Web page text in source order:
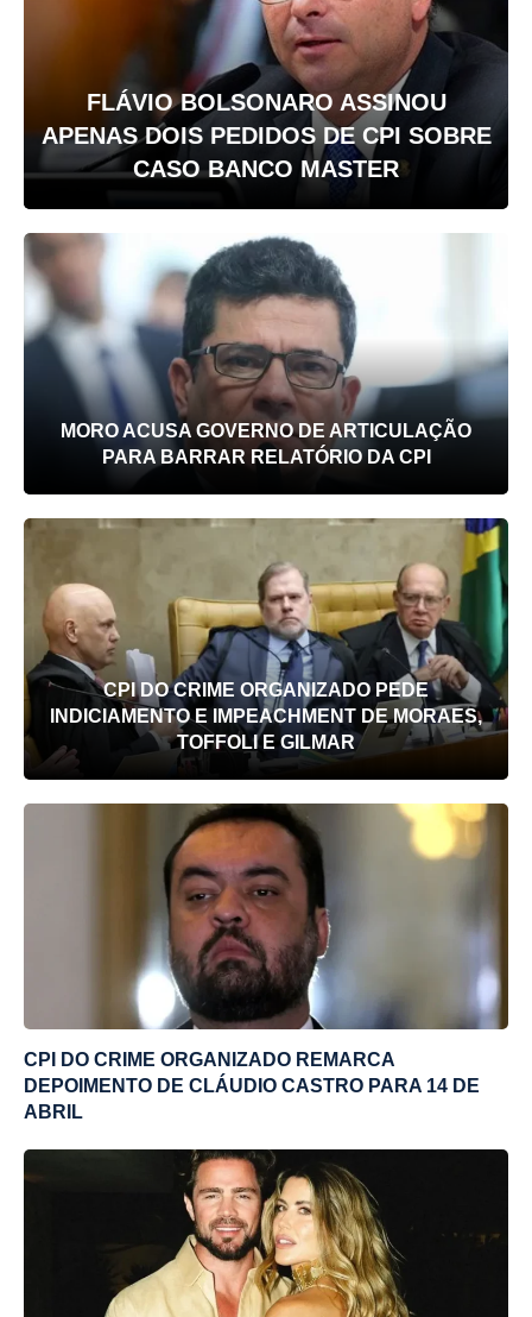
FLÁVIO BOLSONARO ASSINOU
APENAS DOIS PEDIDOS DE CPI SOBRE
CASO BANCO MASTER
MORO ACUSA GOVERNO DE ARTICULAÇÃO
PARA BARRAR RELATÓRIO DA CPI
CPI DO CRIME ORGANIZADO PEDE
INDICIAMENTO E IMPEACHMENT DE MORAES,
TOFFOLI E GILMAR
CPI DO CRIME ORGANIZADO REMARCA
DEPOIMENTO DE CLÁUDIO CASTRO PARA 14 DE
ABRIL